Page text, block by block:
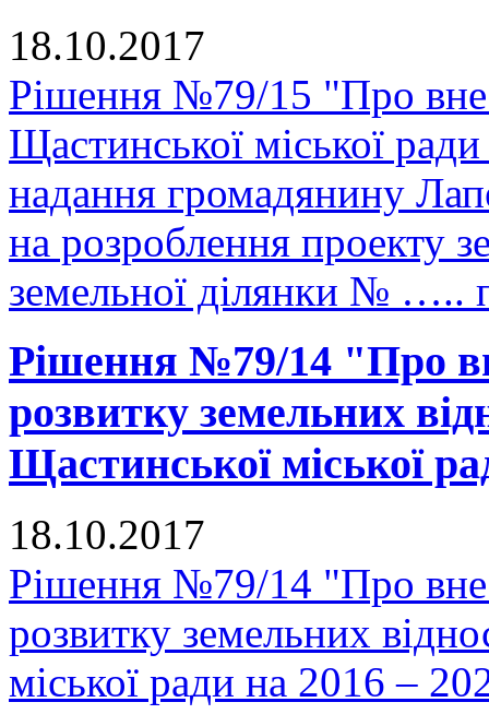
18.10.2017
Рішення №79/15 "Про
Щастинської міської
надання громадянину
на розроблення проекту
земельної ділянки № …..
Рішення №79/14 "Про
розвитку земельних
Щастинської міської
18.10.2017
Рішення №79/14 "Про
розвитку земельних
міської ради на 2016 –